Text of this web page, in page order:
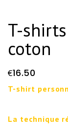
T-
coton
€16.50
T-shirt
La technique